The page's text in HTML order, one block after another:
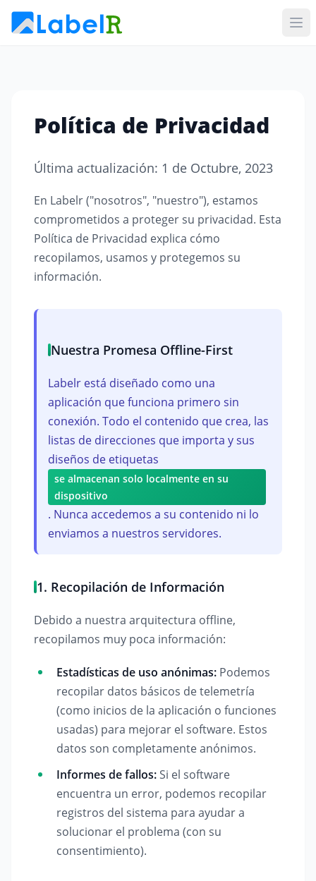
Política de Privacidad
Última actualización: 1 de Octubre, 2023
En Labelr ("nosotros", "nuestro"), estamos
comprometidos a proteger su privacidad. Esta
Política de Privacidad explica cómo
recopilamos, usamos y protegemos su
información.
Nuestra Promesa Offline-First
Labelr está diseñado como una
aplicación que funciona primero sin
conexión. Todo el contenido que crea, las
listas de direcciones que importa y sus
diseños de etiquetas
se almacenan solo localmente en su
dispositivo
. Nunca accedemos a su contenido ni lo
enviamos a nuestros servidores.
1. Recopilación de Información
Debido a nuestra arquitectura offline,
recopilamos muy poca información:
Estadísticas de uso anónimas: Podemos
recopilar datos básicos de telemetría
(como inicios de la aplicación o funciones
usadas) para mejorar el software. Estos
datos son completamente anónimos.
Informes de fallos:Si el software
encuentra un error, podemos recopilar
registros del sistema para ayudar a
solucionar el problema (con su
consentimiento).